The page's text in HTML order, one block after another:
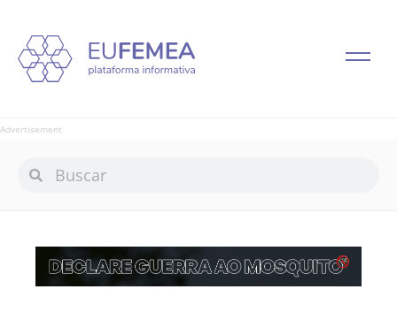
Advertisement